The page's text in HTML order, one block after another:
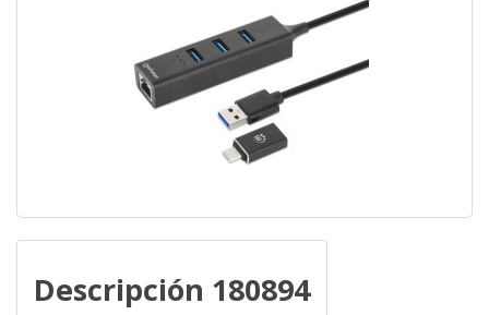
Descripción 180894